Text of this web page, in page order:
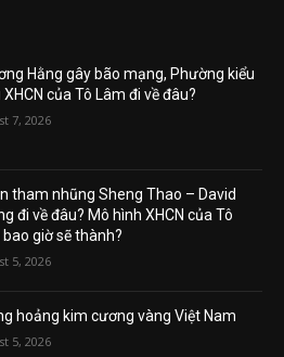
Hằng gây bão mạng, Phường kiểu
của Tô Lâm đi về đâu?
7, 2026
tham nhũng Sheng Thao – David
đi về đâu? Mô hình XHCN của Tô
bao giờ sẽ thành?
5, 2026
hoảng kim cương vàng Việt Nam
5, 2026